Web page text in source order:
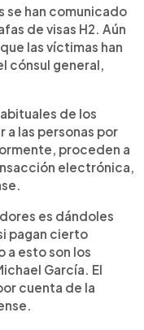
se han comunicado
de visas H2. Aún
las víctimas han
cónsul general,
de los
las personas por
proceden a
electrónica,
es dándoles
pagan cierto
a esto son los
García. El
cuenta de la